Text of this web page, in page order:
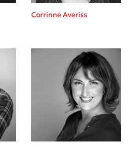
Corrinne Averiss